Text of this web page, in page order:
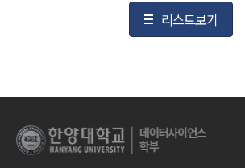
리스트보기